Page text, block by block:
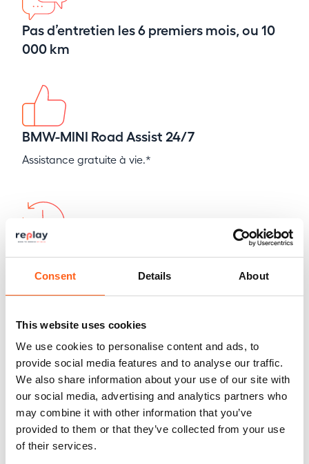
Consent Details About
This website uses cookies
We use cookies to personalise content and ads, to
provide social media features and to analyse our traffic.
We also share information about your use of our site with
our social media, advertising and analytics partners who
may combine it with other information that you’ve
provided to them or that they’ve collected from your use
of their services.
Pas d’entretien les 6 premiers mois, ou 10
000 km
BMW-MINI Road Assist 24/7
Assistance gratuite à vie.*
Historique de maintenance contrôlé
Offre de reprise garantie
Kilométrage certifié